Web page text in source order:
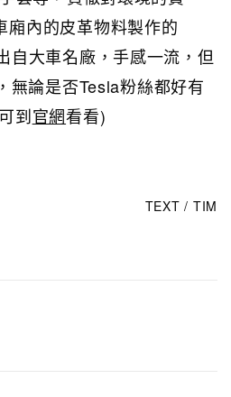
廂內的皮革物料製作的
自大車名廠，手感一流，但
無論是否Tesla粉絲都好有
到官網看看)
TEXT / TIM